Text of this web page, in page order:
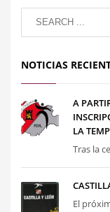
NOTICIAS
A
LA
Tras la
El